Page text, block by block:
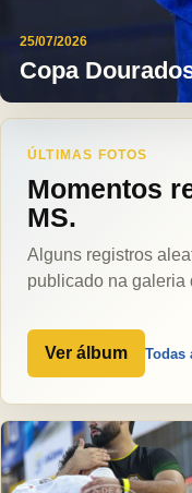
25/07/2026
Copa
ÚLTIMAS FOTOS
Momentos
MS.
Alguns registros
publicado na galeria
Ver álbum Todas